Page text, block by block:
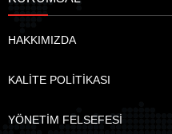
HAKKIMIZDA
KALİTE POLİTİKASI
YÖNETİM FELSEFESİ